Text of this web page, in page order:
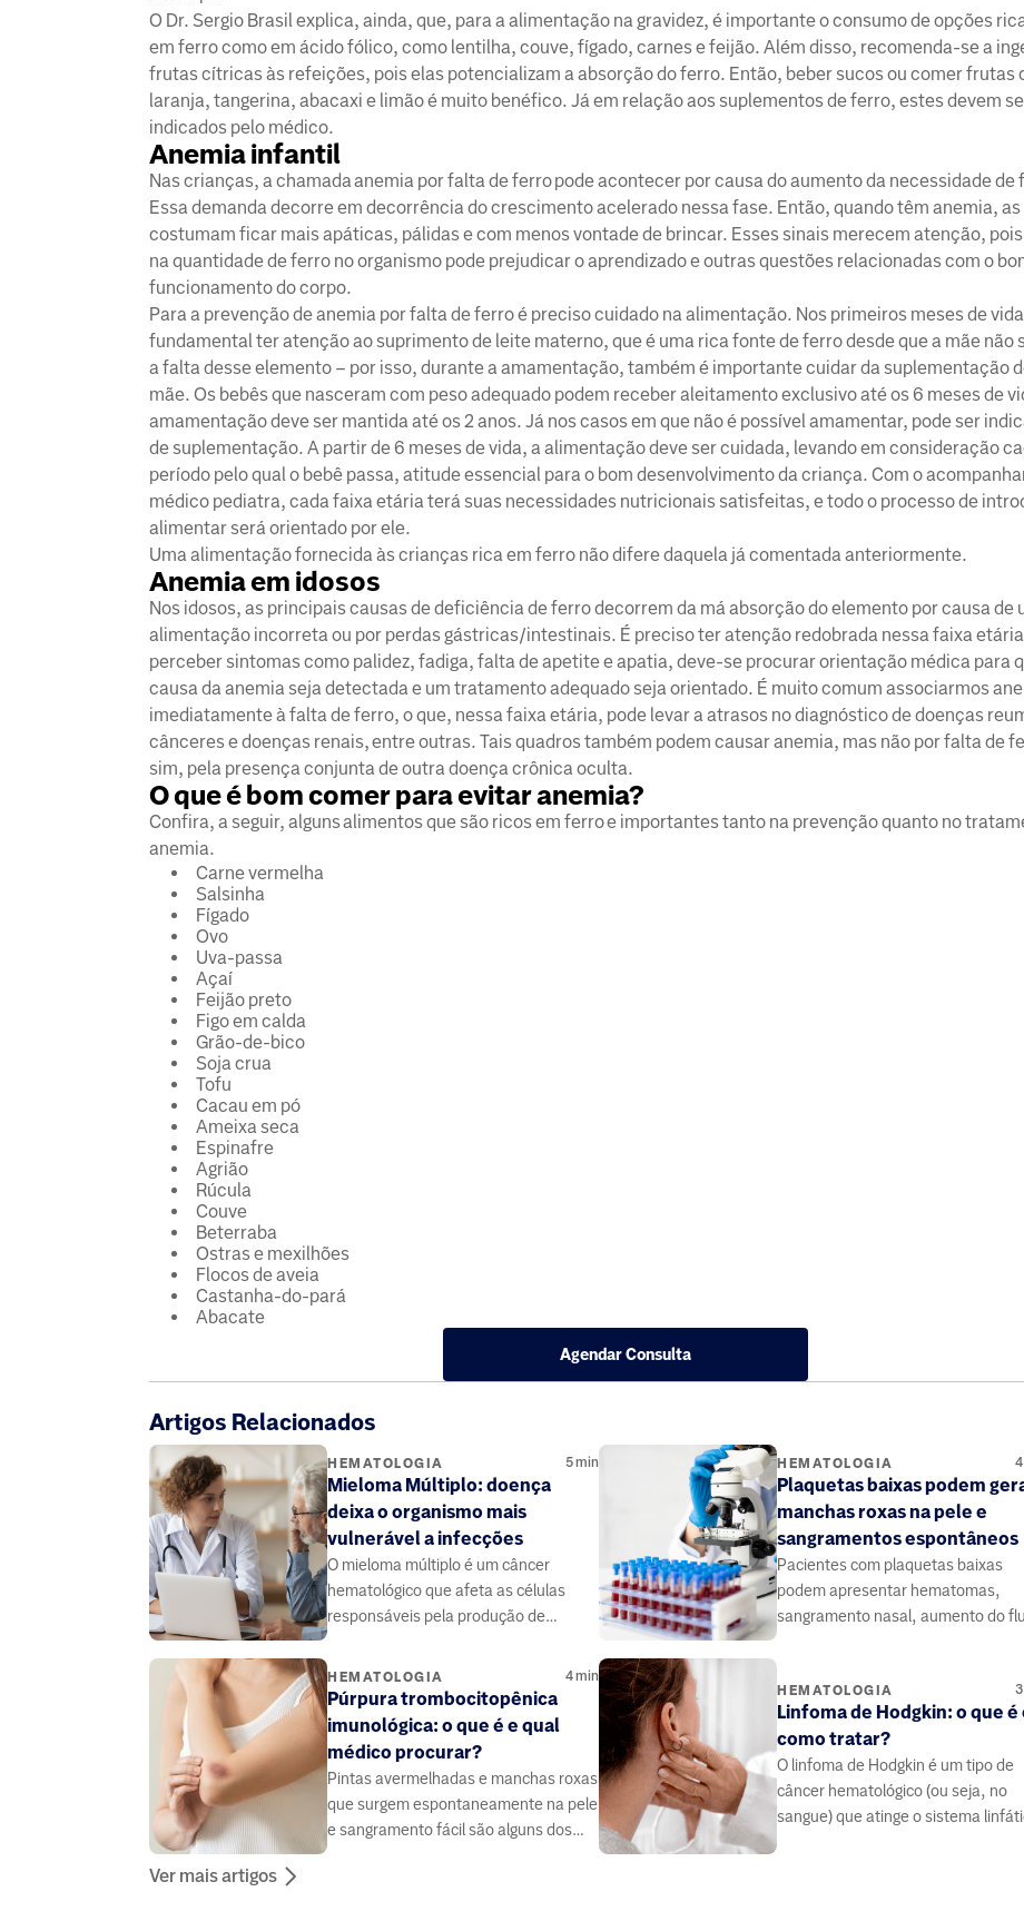
O Dr. Sergio Brasil explica, ainda, que, para a alimentação na gravidez, é importante o consumo de opções
em ferro como em ácido fólico, como lentilha, couve, fígado, carnes e feijão. Além disso, recomenda-se a
frutas cítricas às refeições, pois elas potencializam a absorção do ferro. Então, beber sucos ou comer frutas
laranja, tangerina, abacaxi e limão é muito benéfico. Já em relação aos suplementos de ferro, estes devem
indicados pelo médico.
Anemia infantil
Nas crianças, a chamada anemia por falta de ferro pode acontecer por causa do aumento da necessidade de
Essa demanda decorre em decorrência do crescimento acelerado nessa fase. Então, quando têm anemia,
costumam ficar mais apáticas, pálidas e com menos vontade de brincar. Esses sinais merecem atenção,
na quantidade de ferro no organismo pode prejudicar o aprendizado e outras questões relacionadas com o
funcionamento do corpo.
Para a prevenção de anemia por falta de ferro é preciso cuidado na alimentação. Nos primeiros meses de
fundamental ter atenção ao suprimento de leite materno, que é uma rica fonte de ferro desde que a mãe não
a falta desse elemento – por isso, durante a amamentação, também é importante cuidar da suplementação
mãe. Os bebês que nasceram com peso adequado podem receber aleitamento exclusivo até os 6 meses de
amamentação deve ser mantida até os 2 anos. Já nos casos em que não é possível amamentar, pode ser
de suplementação. A partir de 6 meses de vida, a alimentação deve ser cuidada, levando em consideração
período pelo qual o bebê passa, atitude essencial para o bom desenvolvimento da criança. Com o
médico pediatra, cada faixa etária terá suas necessidades nutricionais satisfeitas, e todo o processo de
alimentar será orientado por ele.
Uma alimentação fornecida às crianças rica em ferro não difere daquela já comentada anteriormente.
Anemia em idosos
Nos idosos, as principais causas de deficiência de ferro decorrem da má absorção do elemento por causa de
alimentação incorreta ou por perdas gástricas/intestinais. É preciso ter atenção redobrada nessa faixa
perceber sintomas como palidez, fadiga, falta de apetite e apatia, deve-se procurar orientação médica para
causa da anemia seja detectada e um tratamento adequado seja orientado. É muito comum associarmos
imediatamente à falta de ferro, o que, nessa faixa etária, pode levar a atrasos no diagnóstico de doenças
cânceres e doenças renais, entre outras. Tais quadros também podem causar anemia, mas não por falta de
sim, pela presença conjunta de outra doença crônica oculta.
O que é bom comer para evitar anemia?
Confira, a seguir, alguns alimentos que são ricos em ferro e importantes tanto na prevenção quanto no
anemia.
Carne vermelha
Salsinha
Fígado
Ovo
Uva-passa
Açaí
Feijão preto
Figo em calda
Grão-de-bico
Soja crua
Tofu
Cacau em pó
Ameixa seca
Espinafre
Agrião
Rúcula
Couve
Beterraba
Ostras e mexilhões
Flocos de aveia
Castanha-do-pará
Abacate
Agendar Consulta
Artigos Relacionados
HEMATOLOGIA 5min
Mieloma Múltiplo: doença
deixa o organismo mais
vulnerável a infecções
O mieloma múltiplo é um câncer
hematológico que afeta as células
responsáveis pela produção de
HEMATOLOGIA 4
Plaquetas baixas podem
manchas roxas na pele e
sangramentos espontâneos
Pacientes com plaquetas baixas
podem apresentar hematomas,
sangramento nasal, aumento do
HEMATOLOGIA 4min
Púrpura trombocitopênica
imunológica: o que é e qual
médico procurar?
Pintas avermelhadas e manchas roxas
que surgem espontaneamente na pele
e sangramento fácil são alguns dos
HEMATOLOGIA 3
Linfoma de Hodgkin: o que é
como tratar?
O linfoma de Hodgkin é um tipo de
câncer hematológico (ou seja, no
sangue) que atinge o sistema
Ver mais artigos